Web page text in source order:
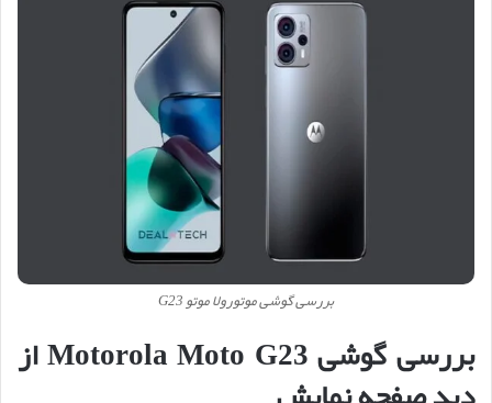
بررسی گوشی موتورولا موتو G23
بررسی گوشی Motorola Moto G23 از